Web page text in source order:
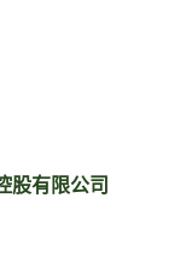
股有限公司